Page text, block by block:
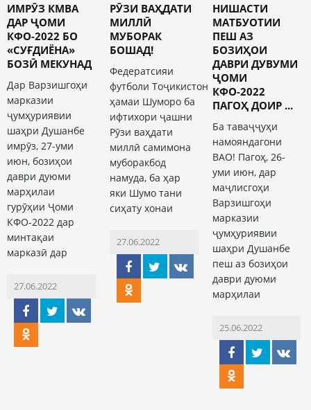
ИМРӮЗ КМВА
ДАР ҶОМИ
КФО-2022 БО
«СУҒДИЁНА»
БОЗӢ МЕКУНАД
Дар Варзишгоҳи
марказии
ҷумҳуриявии
шаҳри Душанбе
имрӯз, 27-уми
июн, бозиҳои
даври дуюми
марҳилаи
гурӯҳии Ҷоми
КФО-2022 дар
минтақаи
марказӣ дар
27.06.2022
РӮЗИ ВАҲДАТИ
МИЛЛӢ
МУБОРАК
БОШАД!
Федератсияи
футболи Тоҷикистон
ҳамаи Шуморо ба
ифтихори ҷашни
Рӯзи ваҳдати
миллӣ самимона
муборакбод
намуда, ба ҳар
яки Шумо тани
сиҳату хонаи
27.06.2022
НИШАСТИ
МАТБУОТИИ
ПЕШ АЗ
БОЗИҲОИ
ДАВРИ ДУВУМИ
ҶОМИ
КФО-2022
ПАГОҲ ДОИР ...
Ба таваҷҷуҳи
намояндагони
ВАО! Пагоҳ, 26-
уми июн, дар
маҷлисгоҳи
Варзишгоҳи
марказии
ҷумҳуриявии
шаҳри Душанбе
пеш аз бозиҳои
даври дуюми
марҳилаи
25.06.2022